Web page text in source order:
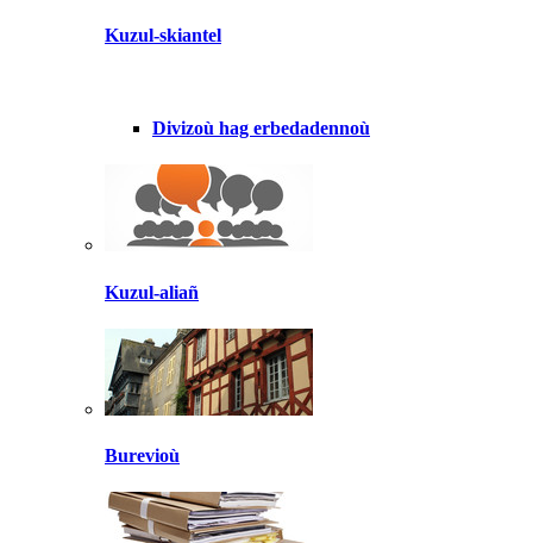
Kuzul-skiantel
Divizoù hag erbedadennoù
Kuzul-aliañ
Burevioù